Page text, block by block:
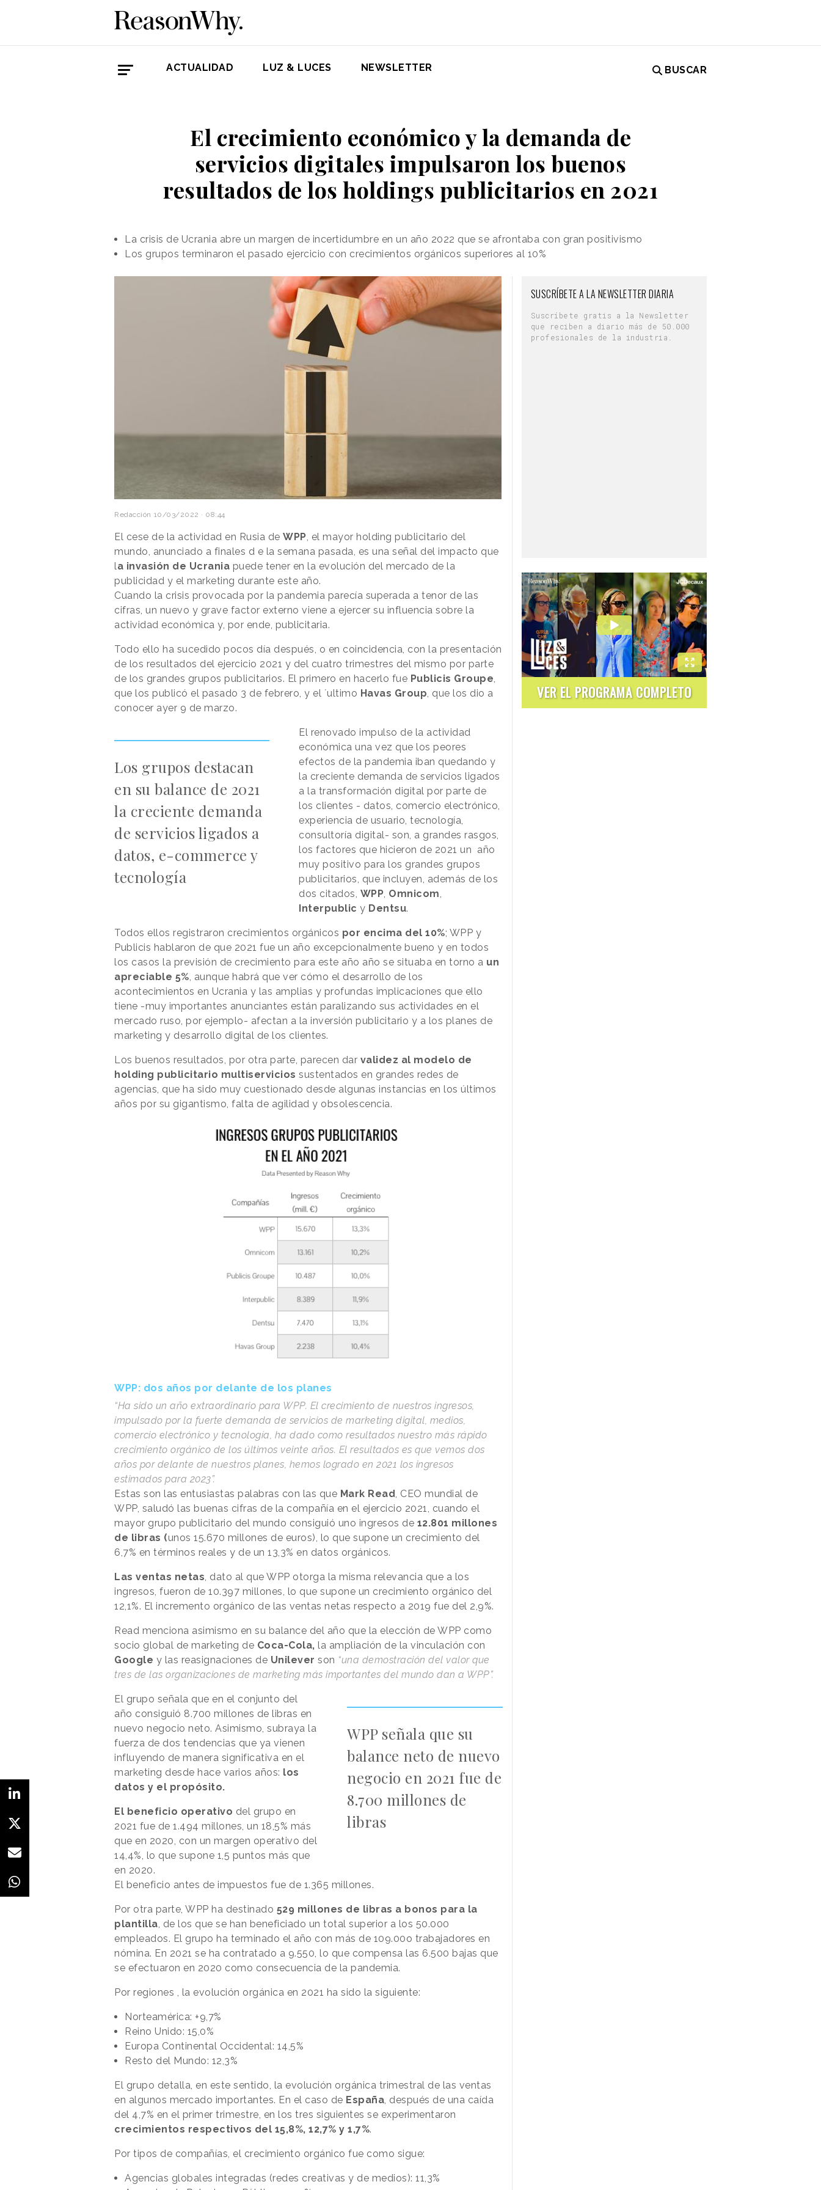
ACTUALIDAD LUZ & LUCES NEWSLETTER BUSCAR
El crecimiento económico y la demanda de
servicios digitales impulsaron los buenos
resultados de los holdings publicitarios en 2021
La crisis de Ucrania abre un margen de incertidumbre en un año 2022 que se afrontaba con gran positivismo
Los grupos terminaron el pasado ejercicio con crecimientos orgánicos superiores al 10%
Redacción 10/03/2022 · 08:44
El cese de la actividad en Rusia de WPP , el mayor holding publicitario del
mundo, anunciado a finales d e la semana pasada, es una señal del impacto que
l a invasión de Ucrania puede tener en la evolución del mercado de la
publicidad y el marketing durante este año.
Cuando la crisis provocada por la pandemia parecía superada a tenor de las
cifras, un nuevo y grave factor externo viene a ejercer su influencia sobre la
actividad económica y, por ende, publicitaria.
Todo ello ha sucedido pocos día después, o en coincidencia, con la presentación
de los resultados del ejercicio 2021 y del cuatro trimestres del mismo por parte
de los grandes grupos publicitarios. El primero en hacerlo fue Publicis Groupe
que los publicó el pasado 3 de febrero, y el ´ultimo Havas Group , que los dio a
conocer ayer 9 de marzo.
Los grupos destacan
en su balance de 2021
la creciente demanda
de servicios ligados a
datos, e-commerce y
tecnología
El renovado impulso de la actividad
económica una vez que los peores
efectos de la pandemia iban quedando y
la creciente demanda de servicios ligados
a la transformación digital por parte de
los clientes - datos, comercio electrónico,
experiencia de usuario, tecnología,
consultoría digital- son, a grandes rasgos,
los factores que hicieron de 2021 un año
muy positivo para los grandes grupos
publicitarios, que incluyen, además de los
dos citados, WPP Omnicom
Interpublic y Dentsu.
Todos ellos registraron crecimientos orgánicos por encima del 10%; WPP y
Publicis hablaron de que 2021 fue un año excepcionalmente bueno y en todos
los casos la previsión de crecimiento para este año año se situaba en torno a un
apreciable 5% , aunque habrá que ver cómo el desarrollo de los
acontecimientos en Ucrania y las amplias y profundas implicaciones que ello
tiene -muy importantes anunciantes están paralizando sus actividades en el
mercado ruso, por ejemplo- afectan a la inversión publicitario y a los planes de
marketing y desarrollo digital de los clientes.
Los buenos resultados, por otra parte, parecen dar validez al modelo de
holding publicitario multiservicios sustentados en grandes redes de
agencias, que ha sido muy cuestionado desde algunas instancias en los últimos
años por su gigantismo, falta de agilidad y obsolescencia.
WPP: dos años por delante de los planes
“Ha sido un año extraordinario para WPP. El crecimiento de nuestros ingresos,
impulsado por la fuerte demanda de servicios de marketing digital, medios,
comercio electrónico y tecnología, ha dado como resultados nuestro más rápido
crecimiento orgánico de los últimos veinte años. El resultados es que vemos dos
años por delante de nuestros planes, hemos logrado en 2021 los ingresos
estimados para 2023”.
Estas son las entusiastas palabras con las que Mark Read, CEO mundial de
WPP, saludó las buenas cifras de la compañía en el ejercicio 2021, cuando el
mayor grupo publicitario del mundo consiguió uno ingresos de 12.801 millones
de libras (unos 15.670 millones de euros), lo que supone un crecimiento del
6,7% en términos reales y de un 13,3% en datos orgánicos.
Las ventas netas, dato al que WPP otorga la misma relevancia que a los
ingresos, fueron de 10.397 millones, lo que supone un crecimiento orgánico del
12,1%. El incremento orgánico de las ventas netas respecto a 2019 fue del 2,9%.
Read menciona asimismo en su balance del año que la elección de WPP como
socio global de marketing de Coca-Cola, la ampliación de la vinculación con
Google y las reasignaciones de Unilever son “una demostración del valor que
tres de las organizaciones de marketing más importantes del mundo dan a WPP”.
WPP señala que su
balance neto de nuevo
negocio en 2021 fue de
8.700 millones de
libras
El grupo señala que en el conjunto del
año consiguió 8.700 millones de libras en
nuevo negocio neto. Asimismo, subraya la
fuerza de dos tendencias que ya vienen
influyendo de manera significativa en el
marketing desde hace varios años: los
datos y el propósito.
El beneficio operativo del grupo en
2021 fue de 1.494 millones, un 18,5% más
que en 2020, con un margen operativo del
14,4%, lo que supone 1,5 puntos más que
en 2020.
El beneficio antes de impuestos fue de 1.365 millones.
Por otra parte, WPP ha destinado 529 millones de libras a bonos para la
plantilla, de los que se han beneficiado un total superior a los 50.000
empleados. El grupo ha terminado el año con más de 109.00o trabajadores en
nómina. En 2021 se ha contratado a 9.550, lo que compensa las 6.500 bajas que
se efectuaron en 2020 como consecuencia de la pandemia.
Por regiones , la evolución orgánica en 2021 ha sido la siguiente:
Norteamérica: +9,7%
Reino Unido: 15,0%
Europa Continental Occidental: 14,5%
Resto del Mundo: 12,3%
El grupo detalla, en este sentido, la evolución orgánica trimestral de las ventas
en algunos mercado importantes. En el caso de España, después de una caída
del 4,7% en el primer trimestre, en los tres siguientes se experimentaron
crecimientos respectivos del 15,8%, 12,7% y 1,7%.
Por tipos de compañías, el crecimiento orgánico fue como sigue:
Agencias globales integradas (redes creativas y de medios): 11,3%
SUSCRÍBETE A LA NEWSLETTER DIARIA
Suscríbete gratis a la Newsletter
que reciben a diario más de 50.000
profesionales de la industria.
VER EL PROGRAMA COMPLETO